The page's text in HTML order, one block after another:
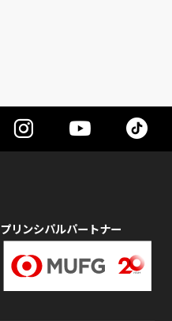
プリンシパルパートナー